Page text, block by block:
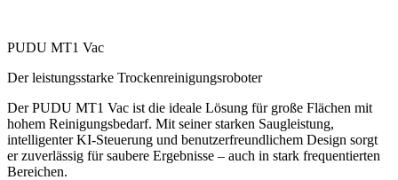
PUDU MT1 Vac
Der leistungsstarke Trockenreinigungsroboter
Der PUDU MT1 Vac ist die ideale Lösung für große Flächen mit
hohem Reinigungsbedarf. Mit seiner starken Saugleistung,
intelligenter KI-Steuerung und benutzerfreundlichem Design sorgt
er zuverlässig für saubere Ergebnisse – auch in stark frequentierten
Bereichen.